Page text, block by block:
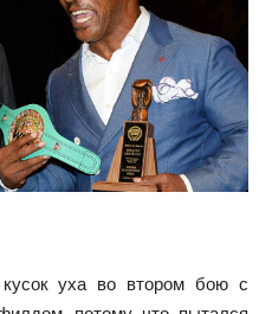
уха во втором бою с